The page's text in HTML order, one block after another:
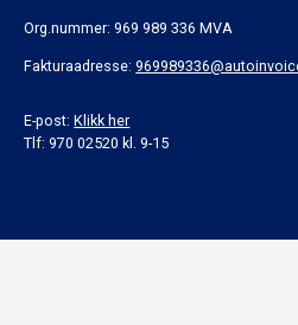
Org.nummer: 969 989 336 MVA
Fakturaadresse:
E-post:Klikk her
Tlf: 970 02520 kl. 9-15